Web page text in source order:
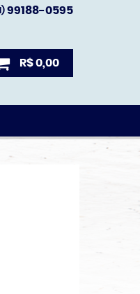
99188-0595
R$ 0,00